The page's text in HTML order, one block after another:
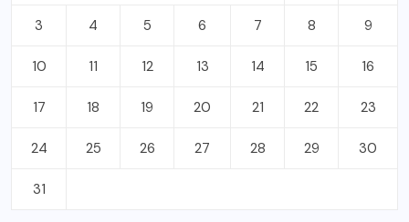
3 4 5 6 7 8 9
10 11 12 13 14 15 16
17 18 19 20 21 22 23
24 25 26 27 28 29 30
31